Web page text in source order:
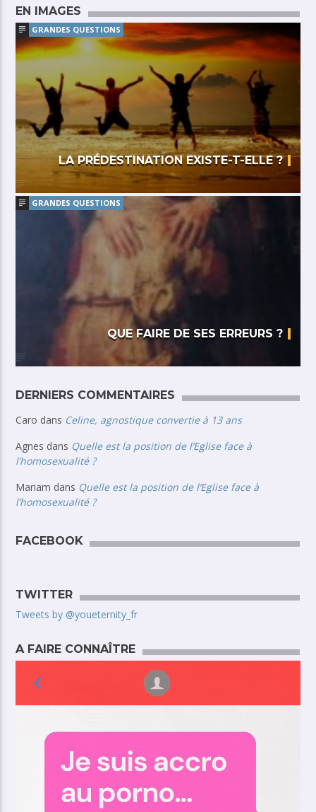
EN IMAGES
GRANDES QUESTIONS
LA PRÉDESTINATION EXISTE-T-ELLE ?
GRANDES QUESTIONS
QUE FAIRE DE SES ERREURS ?
DERNIERS COMMENTAIRES
Caro dans Celine, agnostique convertie à 13 ans
Agnes dans Quelle est la position de l’Eglise face à
l’homosexualité ?
Mariam dans Quelle est la position de l’Eglise face à
l’homosexualité ?
FACEBOOK
TWITTER
Tweets by @youeternity_fr
A FAIRE CONNAÎTRE